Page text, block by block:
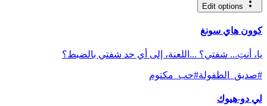
Edit options
كوون هاي سونغ
يا، أنتِ... شفتي؟ ...اللعنة، إلى أي حد شفتي بالضبط؟
#صديق_الطفولة#حب_مكتوم
لي دو-هيوك